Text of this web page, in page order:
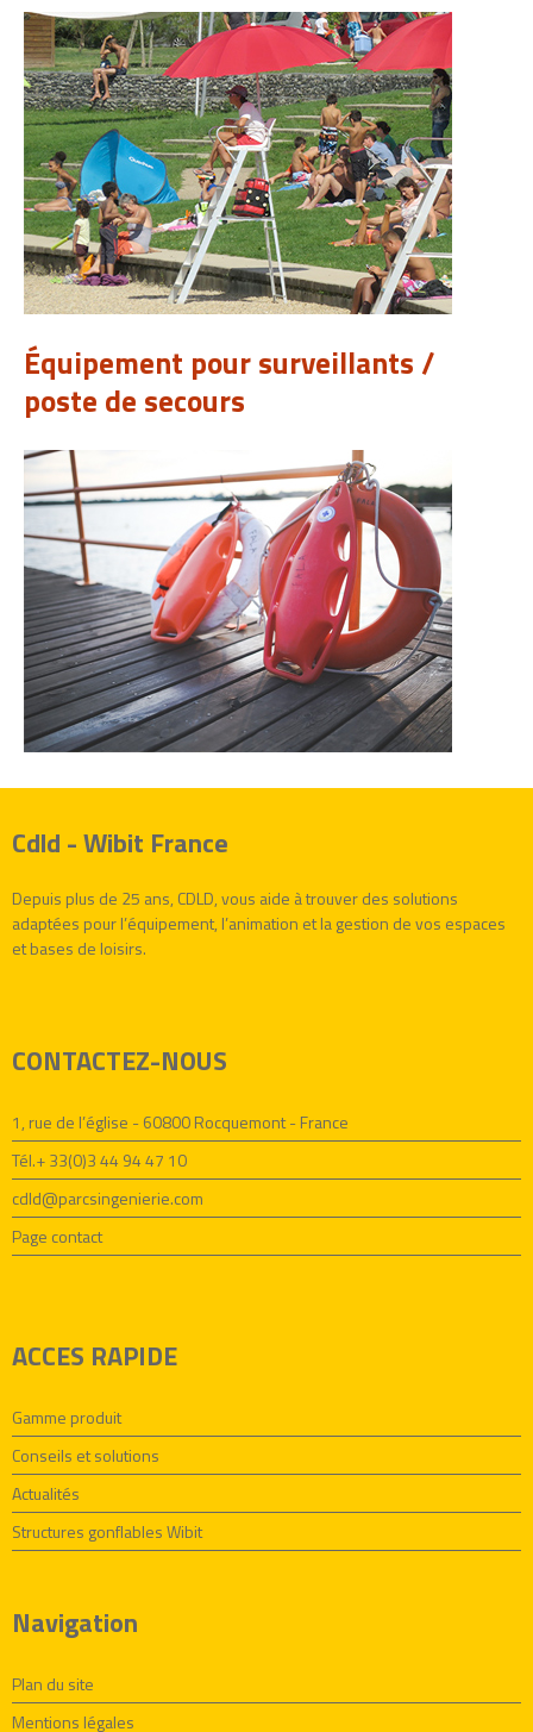
Équipement pour surveillants /
poste de secours
Cdld - Wibit France
Depuis plus de 25 ans, CDLD, vous aide à trouver des solutions
adaptées pour l’équipement, l’animation et la gestion de vos espaces
et bases de loisirs.
CONTACTEZ-NOUS
1, rue de l’église - 60800 Rocquemont - France
Tél.+ 33(0)3 44 94 47 10
cdld@parcsingenierie.com
Page contact
ACCES RAPIDE
Gamme produit
Conseils et solutions
Actualités
Structures gonflables Wibit
Navigation
Plan du site
Mentions légales